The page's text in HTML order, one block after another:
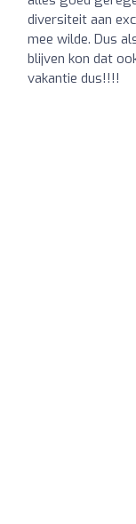
diversiteit aan
mee wilde. Dus
blijven kon dat
vakantie dus!!!!